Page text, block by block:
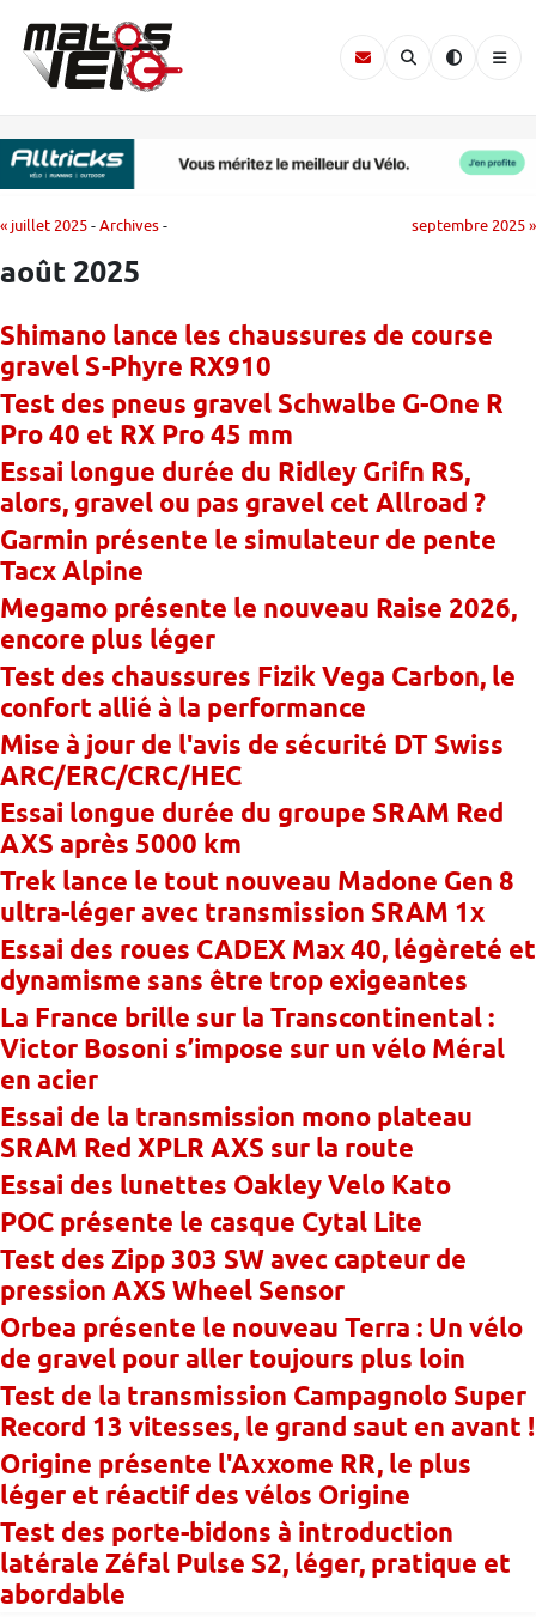
« juillet 2025-Archives- septembre 2025 »
août 2025
Shimano lance les chaussures de course
gravel S-Phyre RX910
Test des pneus gravel Schwalbe G-One R
Pro 40 et RX Pro 45 mm
Essai longue durée du Ridley Grifn RS,
alors, gravel ou pas gravel cet Allroad ?
Garmin présente le simulateur de pente
Tacx Alpine
Megamo présente le nouveau Raise 2026,
encore plus léger
Test des chaussures Fizik Vega Carbon, le
confort allié à la performance
Mise à jour de l'avis de sécurité DT Swiss
ARC/ERC/CRC/HEC
Essai longue durée du groupe SRAM Red
AXS après 5000 km
Trek lance le tout nouveau Madone Gen 8
ultra-léger avec transmission SRAM 1x
Essai des roues CADEX Max 40, légèreté et
dynamisme sans être trop exigeantes
La France brille sur la Transcontinental :
Victor Bosoni s’impose sur un vélo Méral
en acier
Essai de la transmission mono plateau
SRAM Red XPLR AXS sur la route
Essai des lunettes Oakley Velo Kato
POC présente le casque Cytal Lite
Test des Zipp 303 SW avec capteur de
pression AXS Wheel Sensor
Orbea présente le nouveau Terra : Un vélo
de gravel pour aller toujours plus loin
Test de la transmission Campagnolo Super
Record 13 vitesses, le grand saut en avant !
Origine présente l'Axxome RR, le plus
léger et réactif des vélos Origine
Test des porte-bidons à introduction
latérale Zéfal Pulse S2, léger, pratique et
abordable